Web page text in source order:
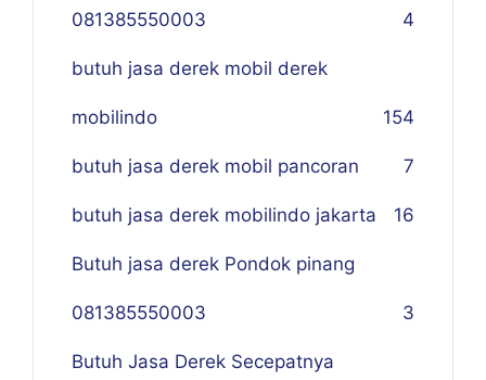
081385550003 4
butuh jasa derek mobil derek
mobilindo 154
butuh jasa derek mobil pancoran 7
butuh jasa derek mobilindo jakarta 16
Butuh jasa derek Pondok pinang
081385550003 3
Butuh Jasa Derek Secepatnya